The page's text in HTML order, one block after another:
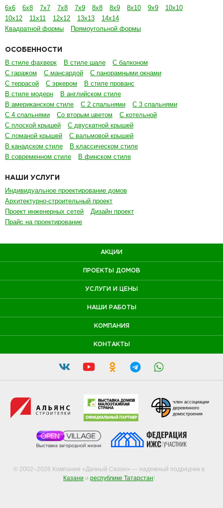
6х6 6х8 7х7 7х8 7х9 8х8 8х9 8х10 9х9
10х10
10х12
11х11 12х12 13х13
14х14
Квадратной формы
Прямоугольной формы
ОСОБЕННОСТИ
В стиле фахверк В стиле шале
С балконом
С гаражом
С мансардой
С панорамными окнами
С террасой
С эркером
В стиле прованс
В стиле модерн
В английском стиле
В американском стиле
С 2 спальнями
С 3 спальнями
С 4 спальнями
Со вторым цветом
С котельной
С плоской крышей
С двускатной крышей
С ломаной крышей
С вальмовой крышей
В канадском стиле
В классическом стиле
В современном стиле
В финском стиле
НАШИ УСЛУГИ
Индивидуальное проектирование домов
Архитектурно-строительный проект
Проект инженерных сетей
Дизайн проект
Прайс на проектирование
АКЦИИ
ПРОЕКТЫ ДОМОВ
УСЛУГИ И ЦЕНЫ
НАШИ РАБОТЫ
КОМПАНИЯ
КОНТАКТЫ
© 2002–2026 Компания «Дачный Сезон» — надежный подрядчик в
Казани и республике Татарстан!
член ассоциации
деревянного
домостроения